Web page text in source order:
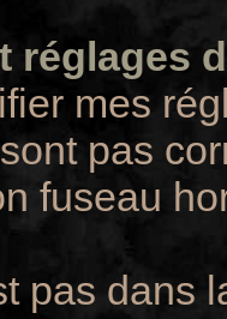
réglages
mes
pas
fuseau
pas dans